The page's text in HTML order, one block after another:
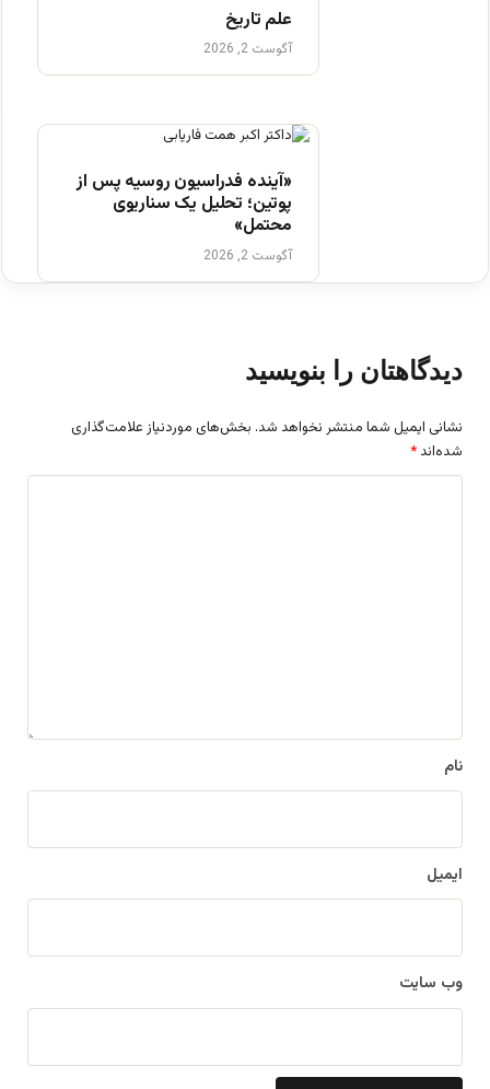
علم تاریخ
آگوست 2, 2026
«آینده فدراسیون روسیه پس از
پوتین؛ تحلیل یک سناریوی
محتمل»
آگوست 2, 2026
دیدگاهتان را بنویسید
نشانی ایمیل شما منتشر نخواهد شد. بخش‌های موردنیاز علامت‌گذاری
شده‌اند *
نام
ایمیل
وب‌ سایت